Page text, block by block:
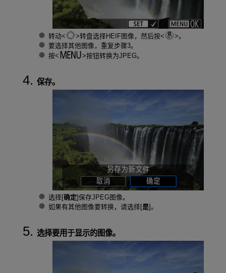
转动 转盘选择HEIF图像，然后按
。
要选择其他图像，重复步骤3。
按
按钮转换为JPEG。
保存。
选择[确定]保存JPEG图像。
如果有其他图像要转换，请选择[是]。
选择要用于显示的图像。